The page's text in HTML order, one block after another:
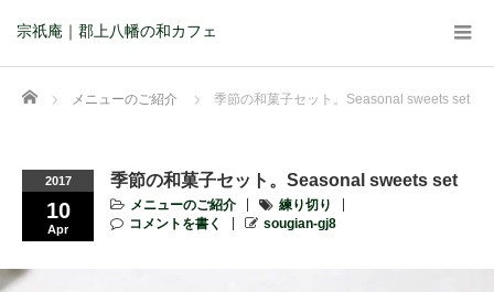
宗祇庵｜郡上八幡の和カフェ
Home メニューのご紹介 季節の和菓子セット。Seasonal sweets set
2017
10
Apr
季節の和菓子セット。Seasonal sweets set
メニューのご紹介
練り切り
コメントを書く
sougian-gj8